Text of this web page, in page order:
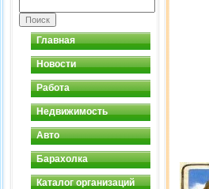
Главная
Новости
Работа
Недвижимость
Авто
Барахолка
Каталог организаций